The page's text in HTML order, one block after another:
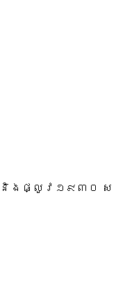
ងផ្លូវ១៩៣០ ស